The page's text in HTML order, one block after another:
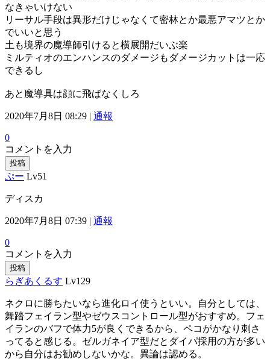
なきゃいけない
リーサル手段は異形だけじゃなくて密林とか最悪アマツとか
でいいと思う
土も境界の魔導師引けると横展開だいぶ楽
ミルティオのエンハンスのダメージもダメージカットは一応
できるし
あと魔導具は顔に飛ばなくしろ
2020年7月8日 08:29 | 通報
0
コメントを入力
投稿
ぷー Lv51
ディスカ
2020年7月8日 07:39 | 通報
0
コメントを入力
投稿
らぎあくるす Lv129
ネクロに勝ちたいなら進化ロイ使うといい。自分としては、
舞踏フェイラン型やゼウスコントロール型がおすすめ。フェ
イランのバフで体力5が良くできるから、ペコがかなり刺さ
ってると感じる。ゼルガネイア型だとダイパ採用の方が多い
から自分はお勧めしないかな。異論は認める。